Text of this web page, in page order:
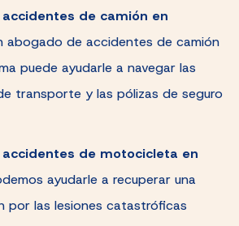
de camión en
abogado de accidentes de camión
puede ayudarle a navegar las
transporte y las pólizas de seguro
de motocicleta en
ayudarle a recuperar una
por las lesiones catastróficas